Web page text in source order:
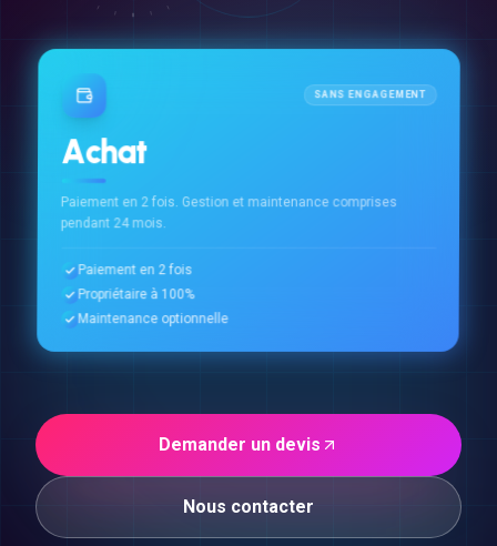
SANS ENGAGEMENT
Achat
Paiement en 2 fois. Gestion et maintenance comprises
pendant 24 mois.
Paiement en 2 fois
Propriétaire à 100%
Maintenance optionnelle
Demander un devis
Nous contacter